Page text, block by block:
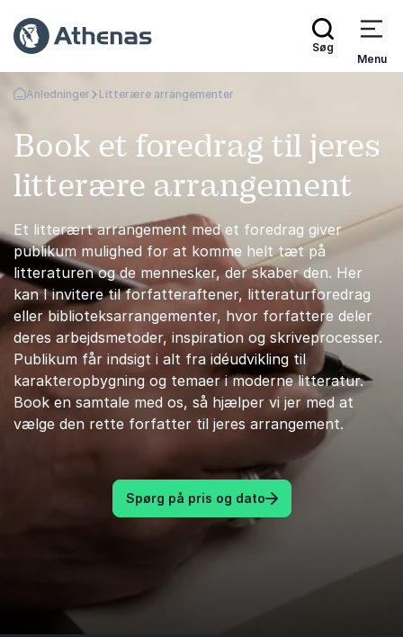
Søg
Menu
Tilbage til forsiden
Anledninger Litterære arrangementer
Book et foredrag til jeres
litterære arrangement
Et litterært arrangement med et foredrag giver
publikum mulighed for at komme helt tæt på
litteraturen og de mennesker, der skaber den. Her
kan I invitere til forfatteraftener, litteraturforedrag
eller biblioteksarrangementer, hvor forfattere deler
deres arbejdsmetoder, inspiration og skriveprocesser.
Publikum får indsigt i alt fra idéudvikling til
karakteropbygning og temaer i moderne litteratur.
Book en samtale med os, så hjælper vi jer med at
vælge den rette forfatter til jeres arrangement.
Spørg på pris og dato